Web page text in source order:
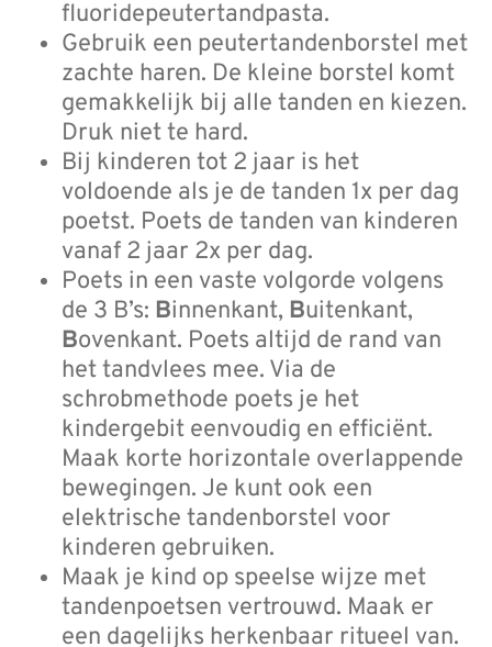
fluoridepeutertandpasta.
Gebruik een peutertandenborstel met
zachte haren. De kleine borstel komt
gemakkelijk bij alle tanden en kiezen.
Druk niet te hard.
Bij kinderen tot 2 jaar is het
voldoende als je de tanden 1x per dag
poetst. Poets de tanden van kinderen
vanaf 2 jaar 2x per dag.
Poets in een vaste volgorde volgens
de 3 B’s: Binnenkant, Buitenkant,
Bovenkant. Poets altijd de rand van
het tandvlees mee. Via de
schrobmethode poets je het
kindergebit eenvoudig en efficiënt.
Maak korte horizontale overlappende
bewegingen. Je kunt ook een
elektrische tandenborstel voor
kinderen gebruiken.
Maak je kind op speelse wijze met
tandenpoetsen vertrouwd. Maak er
een dagelijks herkenbaar ritueel van.